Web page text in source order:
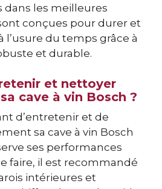
dans les meilleures
conçues pour durer et
l’usure du temps grâce à
et durable.
et nettoyer
cave à vin Bosch ?
d’entretenir et de
sa cave à vin Bosch
ses performances
faire, il est recommandé
intérieures et